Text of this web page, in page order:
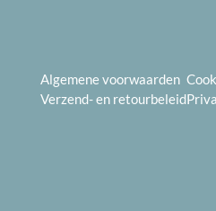
Algemene voorwaarden
Verzend- en retourbeleid